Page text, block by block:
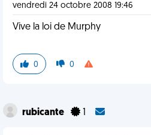
vendredi 24 octobre 2008 19:46
Vive la loi de Murphy
0 0
rubicante